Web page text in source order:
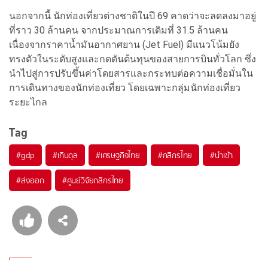
นอกจากนี้ นักท่องเที่ยวต่างชาติในปี 69 คาดว่าจะลดลงมาอยู่
ที่ราว 30 ล้านคน จากประมาณการเดิมที่ 31.5 ล้านคน
เนื่องจากราคาน้ำมันอากาศยาน (Jet Fuel) มีแนวโน้มยัง
ทรงตัวในระดับสูงและกดดันต้นทุนของสายการบินทั่วโลก ซึ่ง
นำไปสู่การปรับขึ้นค่าโดยสารและกระทบต่อความเชื่อมั่นใน
การเดินทางของนักท่องเที่ยว โดยเฉพาะกลุ่มนักท่องเที่ยว
ระยะไกล
Tag
#gdp #เกินดุล #เศรษฐกิจไทย #กสิกรไทย #นำเข้า
#ส่งออก #ศูนย์วิจัยกสิกรไทย